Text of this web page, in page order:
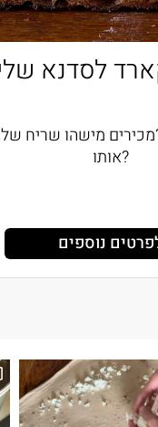
לסדנא
מישהו שריח
אותו?
לפרטים נוספים
גרנ וואוו איזה לחם טעים